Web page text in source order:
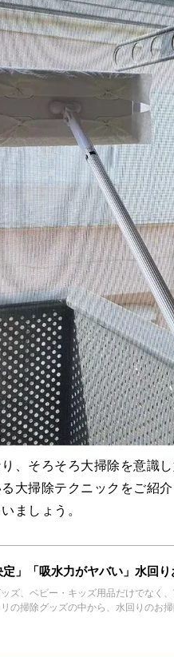
、そろそろ大掃除を意識
大掃除テクニックをご紹
ましょう。
」「吸水力がヤバい」水回
ズ、ベビー・キッズ用品だけでなく
の掃除グッズの中から、水回りのお